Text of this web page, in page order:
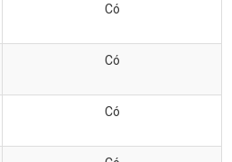
Có
Có
Có